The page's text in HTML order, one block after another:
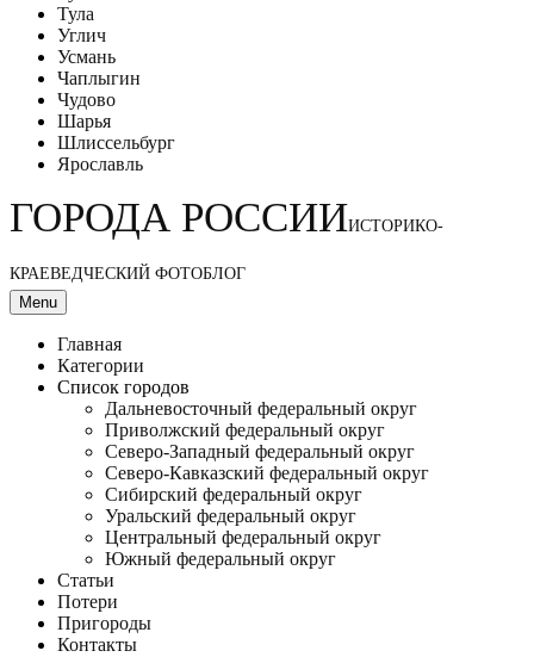
Тула
Углич
Усмань
Чаплыгин
Чудово
Шарья
Шлиссельбург
Ярославль
ГОРОДА РОССИИИСТОРИКО-
КРАЕВЕДЧЕСКИЙ ФОТОБЛОГ
Menu
Главная
Категории
Список городов
Дальневосточный федеральный округ
Приволжский федеральный округ
Северо-Западный федеральный округ
Северо-Кавказский федеральный округ
Сибирский федеральный округ
Уральский федеральный округ
Центральный федеральный округ
Южный федеральный округ
Статьи
Потери
Пригороды
Контакты